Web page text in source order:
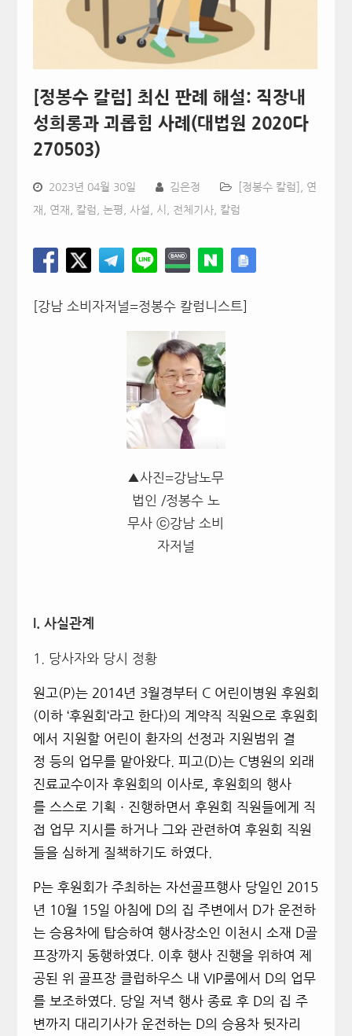
[정봉수 칼럼] 최신 판례 해설: 직장내
성희롱과 괴롭힘 사례(대법원 2020다
270503)
2023년 04월 30일 김은정 [정봉수 칼럼] 연
재 연재, 칼럼, 논평, 사설, 시 전체기사, 칼럼
[강남 소비자저널=정봉수 칼럼니스트]
▲사진=강남노무
법인 /정봉수 노
무사 ⓒ강남 소비
자저널
I. 사실관계
1. 당사자와 당시 정황
원고 ( P)는 2014년 3월경부터 C 어린이병원 후원회
(이하 ‘후원회 ‘라고 한다)의 계약직 직원으로 후원회
에서 지원할 어린이 환자의 선정과 지원범위 결
정 등의 업무를 맡아왔다. 피고 (D)는 C병원의 외래
진료교수이자 후원회의 이사로 후원회의 행사
를 스스로 기획 · 진행하면서 후원회 직원들에게
직
접 업무 지시를 하거나 그와 관련하여 후원회 직원
들을 심하게 질책하기도 하였다.
P는 후원회가 주최하는 자선골프행사 당일인 2015
년 10월 15일 아침에 D의 집 주변에서 D가 운전하
는 승용차에 탑승하여 행사장소인 이천시 소재 D골
프장까지 동행하였다.
이후 행사 진행을 위하여 제
공된 위 골프장 클럽하우스 내 VIP룸에서 D의 업무
를 보조하였다.
당일 저녁 행사 종료 후 D의 집 주
변까지 대리기사가 운전하는 D의 승용차 뒷자리